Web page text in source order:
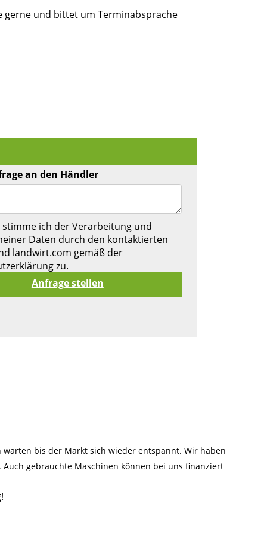
gerne und bittet um Terminabsprache
an den Händler
ich der Verarbeitung und
Daten durch den kontaktierten
landwirt.com gemäß der
zu.
bis der Markt sich wieder entspannt. Wir haben
gebrauchte Maschinen können bei uns finanziert